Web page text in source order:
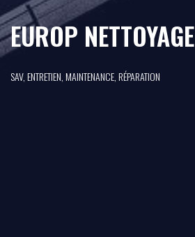
EUROP NETTOYAGE
SAV, ENTRETIEN, MAINTENANCE, RÉPARATION